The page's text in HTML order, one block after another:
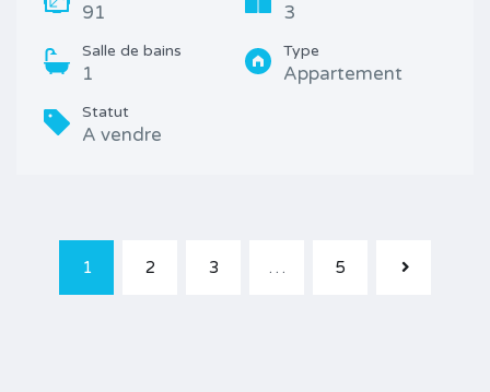
91 3
Salle de bains
1
Type
Appartement
Statut
A vendre
1 2 3 … 5